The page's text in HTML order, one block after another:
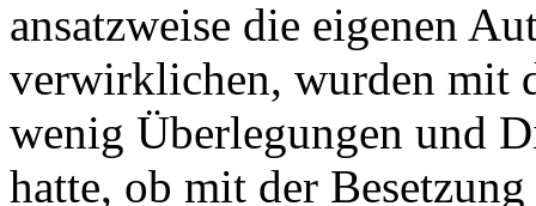
ansatzweise die eigenen
verwirklichen, wurden mit
wenig Überlegungen und
hatte, ob mit der